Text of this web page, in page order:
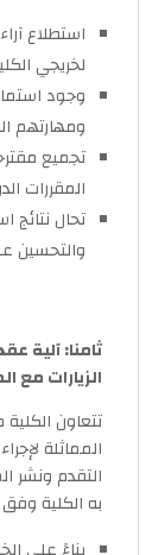
استطلاع
لخريجي
وجود
ومهارتهم
تجميع
المقررات
تحال نتائج
والتحسين
ثامنا: آلية
الزيارات مع
تتعاون
المماثلة
التقدم ونشر
به الكلية وفق